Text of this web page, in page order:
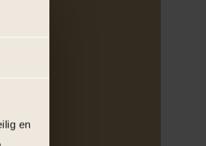
en